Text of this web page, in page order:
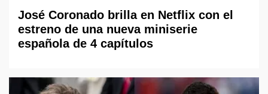
José Coronado brilla en Netflix con el
estreno de una nueva miniserie
española de 4 capítulos